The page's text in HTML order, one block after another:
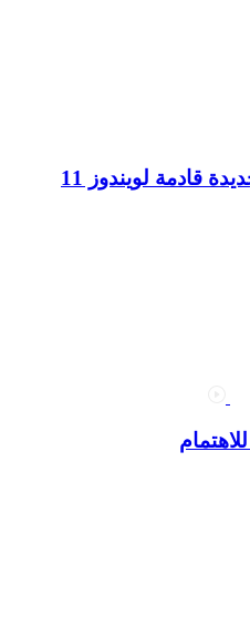
قادمة لويندوز 11